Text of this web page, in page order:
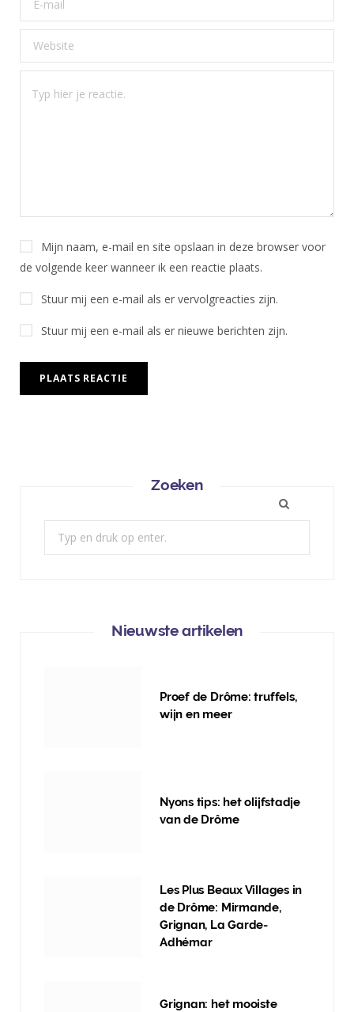
Mijn naam, e-mail en site opslaan in deze browser voor
de volgende keer wanneer ik een reactie plaats.
Stuur mij een e-mail als er vervolgreacties zijn.
Stuur mij een e-mail als er nieuwe berichten zijn.
Zoeken
Nieuwste artikelen
Proef de Drôme: truffels,
wijn en meer
Nyons tips: het olijfstadje
van de Drôme
Les Plus Beaux Villages in
de Drôme: Mirmande,
Grignan, La Garde-
Adhémar
Grignan: het mooiste